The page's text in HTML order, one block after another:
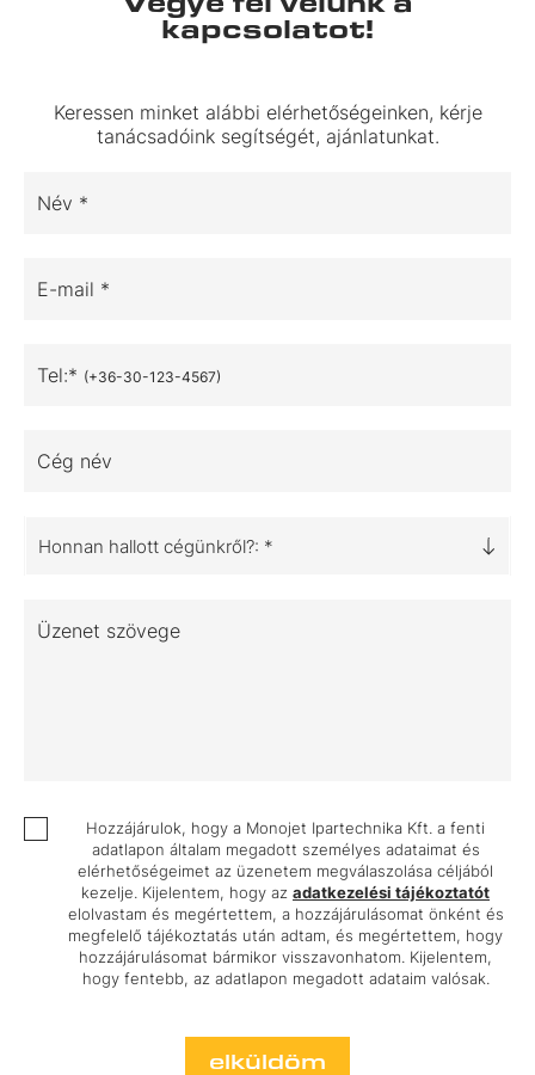
kapcsolatot!
Keressen minket alábbi elérhetőségeinken, kérje
tanácsadóink segítségét, ajánlatunkat.
Név *
E-mail *
Tel:* (+36-30-123-4567)
Cég név
Honnan hallott cégünkről?: *
Üzenet szövege
Hozzájárulok, hogy a Monojet Ipartechnika Kft. a fenti
adatlapon általam megadott személyes adataimat és
elérhetőségeimet az üzenetem megválaszolása céljából
kezelje. Kijelentem, hogy az adatkezelési tájékoztatót
elolvastam és megértettem, a hozzájárulásomat önként és
megfelelő tájékoztatás után adtam, és megértettem, hogy
hozzájárulásomat bármikor visszavonhatom. Kijelentem,
hogy fentebb, az adatlapon megadott adataim valósak.
elküldöm